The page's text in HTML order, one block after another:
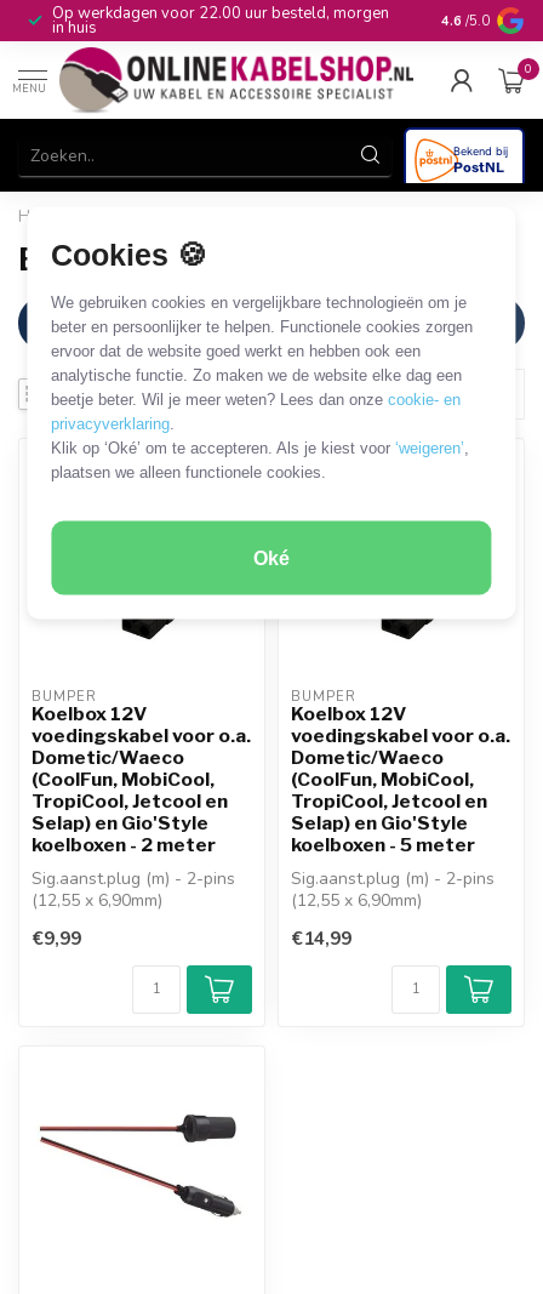
Cookies 🍪
We gebruiken cookies en vergelijkbare technologieën om je
beter en persoonlijker te helpen. Functionele cookies zorgen
ervoor dat de website goed werkt en hebben ook een
analytische functie. Zo maken we de website elke dag een
beetje beter. Wil je meer weten? Lees dan onzecookie- en
privacyverklaring
Klik op ‘Oké’ om te accepteren. Als je kiest voor‘weigeren’
plaatsen we alleen functionele cookies.
Oké
Op werkdagen voor 22.00 uur besteld, morgen
in huis 10+jaar
4.6 /5.0
MENU
0
Home
Bumper
Filters
MEEST VERKOCHT
BUMPER
Koelbox 12V
voedingskabel voor o.a.
Dometic/Waeco
(CoolFun, MobiCool,
TropiCool, Jetcool en
Selap) en Gio'Style
koelboxen - 2 meter
Sig.aanst.plug (m) - 2-pins
(12,55 x 6,90mm)
koelbox
€9,99
BUMPER
Koelbox 12V
voedingskabel voor o.a.
Dometic/Waeco
(CoolFun, MobiCool,
TropiCool, Jetcool en
Selap) en Gio'Style
koelboxen - 5 meter
Sig.aanst.plug (m) - 2-pins
(12,55 x 6,90mm)
koelbox
€14,99